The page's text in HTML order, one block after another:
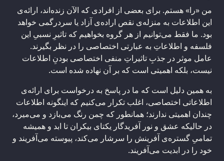
من «را» هستم. برای بعضی از افرادی که الآن زنده‌‌اند، ارائه‌ی
این اطلاعات به منزله‌ی نقص اراده‌ی آزاد یا سردرگمی خواهد
بود. ما فقط می‌توانیم از هر گروه بخواهیم که تاثیرِ نسبیِ این
فلسفه و اطلاعاتِ به عبارتی اختصاصی را در نظر بگیرند.
عامل موثر در جذبِ تاثیراتِ منفی اختصاصی بودنِ اطلاعات
نیست، بلکه اهمیتی است که بر آن نهاده شده است.
به همین دلیل است که ما در پاسخ به درخواست برای ارائه‌ی
اطلاعاتی اختصاصی، اغلب تکرار می‌کنیم که اینگونه اطلاعات
چندان اهمیتی ندارند؛ همانطور که چمن رنگ می‌بازد و می‌میرد،
در حالیکه عشق و نور آفریدگار یکتای بیکران تا ابد و همیشه
تمامیِ گستره‌ی آفرینش را سرشار می‌کند، پیوسته می‌آفریند و
خود را در ابدیت می‌آفریند.